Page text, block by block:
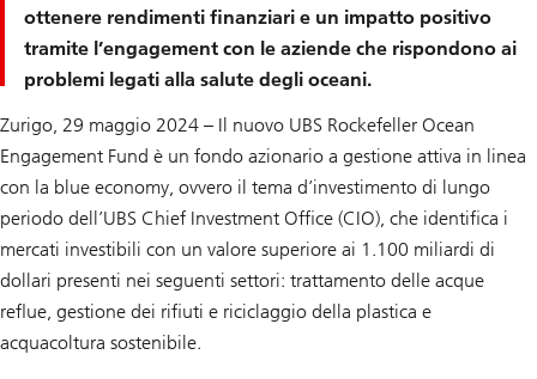
ottenere rendimenti finanziari e un impatto positivo
tramite l’engagement con le aziende che rispondono ai
problemi legati alla salute degli oceani.
Zurigo, 29 maggio 2024 – Il nuovo UBS Rockefeller Ocean
Engagement Fund è un fondo azionario a gestione attiva in linea
con la blue economy, ovvero il tema d’investimento di lungo
periodo dell’UBS Chief Investment Office (CIO), che identifica i
mercati investibili con un valore superiore ai 1.100 miliardi di
dollari presenti nei seguenti settori: trattamento delle acque
reflue, gestione dei rifiuti e riciclaggio della plastica e
acquacoltura sostenibile.